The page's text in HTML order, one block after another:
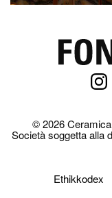
© 2026
Società soggetta alla
Ethikkodex